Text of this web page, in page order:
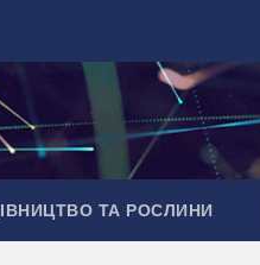
ТА РОСЛИНИ